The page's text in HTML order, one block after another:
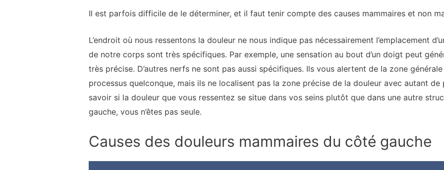
Il est parfois difficile de le déterminer, et il faut tenir compte des causes mammaires et non
L’endroit où nous ressentons la douleur ne nous indique pas nécessairement l’emplacement
de notre corps sont très spécifiques. Par exemple, une sensation au bout d’un doigt peut
très précise. D’autres nerfs ne sont pas aussi spécifiques. Ils vous alertent de la zone
processus quelconque, mais ils ne localisent pas la zone précise de la douleur avec autant
savoir si la douleur que vous ressentez se situe dans vos seins plutôt que dans une autre
gauche, vous n’êtes pas seule.
Causes des douleurs mammaires du côté gauche